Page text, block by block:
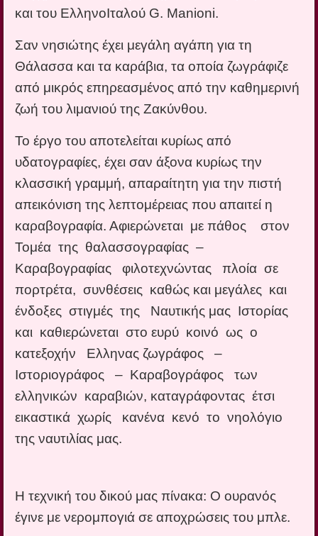
και του ΕλληνοΙταλού G. Manioni.
Σαν νησιώτης έχει μεγάλη αγάπη για τη
Θάλασσα και τα καράβια, τα οποία ζωγράφιζε
από μικρός επηρεασμένος από την καθημερινή
ζωή του λιμανιού της Ζακύνθου.
Το έργο του αποτελείται κυρίως από
υδατογραφίες, έχει σαν άξονα κυρίως την
κλασσική γραμμή, απαραίτητη για την πιστή
απεικόνιση της λεπτομέρειας που απαιτεί η
καραβογραφία. Αφιερώνεται με πάθος στον
Τομέα της θαλασσογραφίας –
Καραβογραφίας φιλοτεχνώντας πλοία σε
πορτρέτα, συνθέσεις καθώς και μεγάλες και
ένδοξες στιγμές της Ναυτικής μας Ιστορίας
και καθιερώνεται στο ευρύ κοινό ως ο
κατεξοχήν Ελληνας ζωγράφος –
Ιστοριογράφος – Καραβογράφος των
ελληνικών καραβιών, καταγράφοντας έτσι
εικαστικά χωρίς κανένα κενό το νηολόγιο
της ναυτιλίας μας.
Η τεχνική του δικού μας πίνακα: Ο ουρανός
έγινε με νερομπογιά σε αποχρώσεις του μπλε.